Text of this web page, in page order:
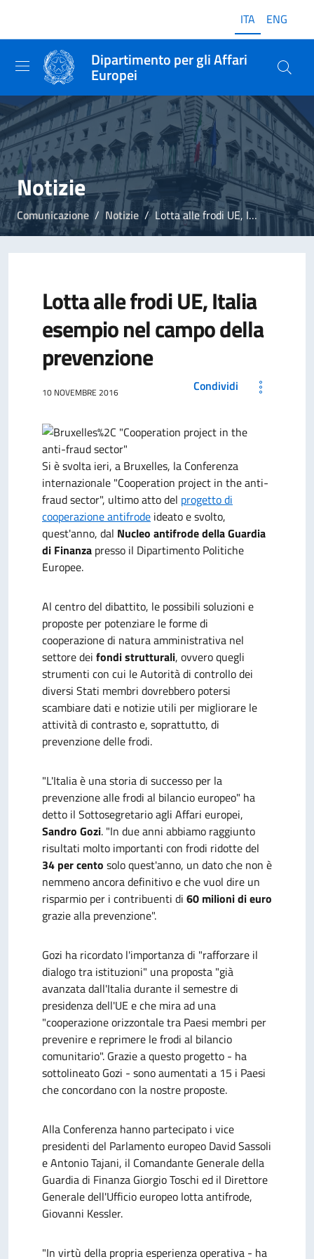
ITA ENG
Dipartimento per gli Affari
Europei
Notizie
Comunicazione Notizie Lotta alle frodi UE, Italia esempio nel campo della prevenzione
Lotta alle frodi UE, Italia
esempio nel campo della
prevenzione
10 NOVEMBRE 2016 Condividi
Si è svolta ieri, a Bruxelles, la Conferenza
internazionale "Cooperation project in the anti-
fraud sector", ultimo atto del progetto di
cooperazione antifrode ideato e svolto,
quest'anno, dal Nucleo antifrode della Guardia
di Finanza presso il Dipartimento Politiche
Europee.
Al centro del dibattito, le possibili soluzioni e
proposte per potenziare le forme di
cooperazione di natura amministrativa nel
settore dei fondi strutturali, ovvero quegli
strumenti con cui le Autorità di controllo dei
diversi Stati membri dovrebbero potersi
scambiare dati e notizie utili per migliorare le
attività di contrasto e, soprattutto, di
prevenzione delle frodi.
"L'Italia è una storia di successo per la
prevenzione alle frodi al bilancio europeo" ha
detto il Sottosegretario agli Affari europei,
Sandro Gozi. "In due anni abbiamo raggiunto
risultati molto importanti con frodi ridotte del
34 per cento solo quest'anno, un dato che non è
nemmeno ancora definitivo e che vuol dire un
risparmio per i contribuenti di 60 milioni di euro
grazie alla prevenzione".
Gozi ha ricordato l'importanza di "rafforzare il
dialogo tra istituzioni" una proposta "già
avanzata dall'Italia durante il semestre di
presidenza dell'UE e che mira ad una
"cooperazione orizzontale tra Paesi membri per
prevenire e reprimere le frodi al bilancio
comunitario". Grazie a questo progetto - ha
sottolineato Gozi - sono aumentati a 15 i Paesi
che concordano con la nostre proposte.
Alla Conferenza hanno partecipato i vice
presidenti del Parlamento europeo David Sassoli
e Antonio Tajani, il Comandante Generale della
Guardia di Finanza Giorgio Toschi ed il Direttore
Generale dell'Ufficio europeo lotta antifrode,
Giovanni Kessler.
"In virtù della propria esperienza operativa - ha